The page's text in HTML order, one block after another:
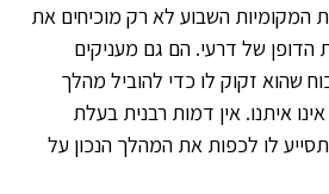
המקומיות השבוע לא רק מוכיחים את
הדופן של דרעי. הם גם מעניקים
שהוא זקוק לו כדי להוביל מהלך
איתנו. אין דמות רבנית בעלת
לו לכפות את המהלך הנכון על